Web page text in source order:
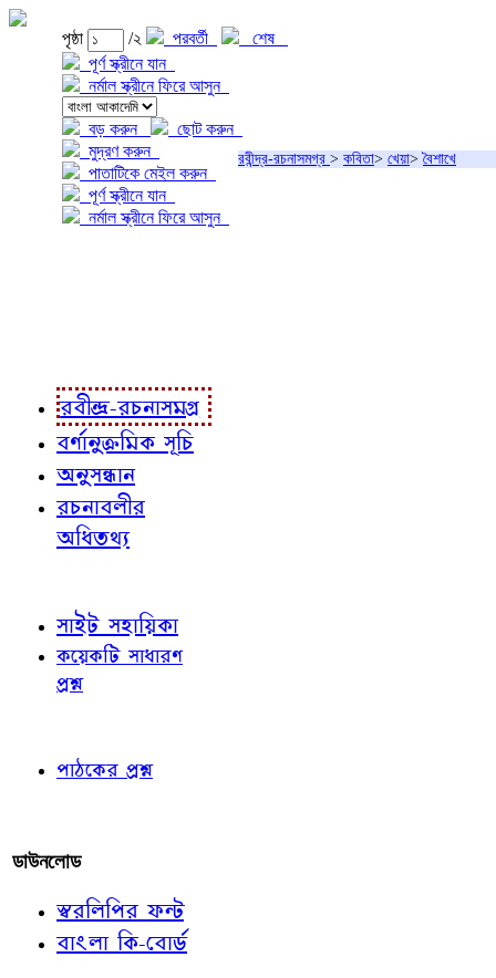
পৃষ্ঠা /২ পরবর্তী
শেষ
পূর্ণ স্ক্রীনে যান
নর্মাল স্ক্রীনে ফিরে আসুন
বড় করুন
ছোট করুন
মুদ্রণ করুন
পাতাটিকে মেইল করুন
পূর্ণ স্ক্রীনে যান
নর্মাল স্ক্রীনে ফিরে আসুন
রবীন্দ্র-রচনাসমগ্র > কবিতা> খেয়া>বৈশাখে
রবীন্দ্র-রচনাসমগ্র
বর্ণানুক্রমিক সূচি
অনুসন্ধান
রচনাবলীর
অধিতথ্য
সাইট সহায়িকা
কয়েকটি সাধারণ
প্রশ্ন
পাঠকের প্রশ্ন
ডাউনলোড
স্বরলিপির ফন্ট
বাংলা কি-বোর্ড